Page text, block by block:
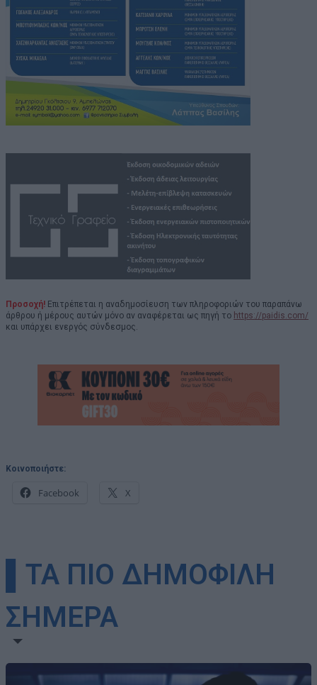
Προσοχή! Επιτρέπεται η αναδημοσίευση των πληροφοριών του παραπάνω
άρθρου ή μέρους αυτών μόνο αν αναφέρεται ως πηγή το https://paidis.com/
και υπάρχει ενεργός σύνδεσμος.
Κοινοποιήστε:
Facebook X
▌ΤΑ ΠΙΟ ΔΗΜΟΦΙΛΗ
ΣΗΜΕΡΑ